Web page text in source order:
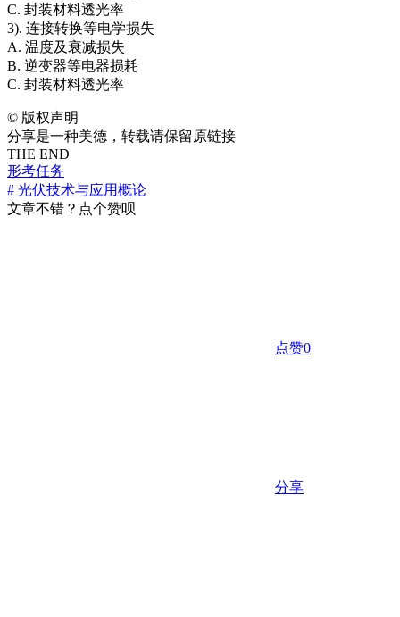
C. 封装材料透光率
3). 连接转换等电学损失
A. 温度及衰减损失
B. 逆变器等电器损耗
C. 封装材料透光率
© 版权声明
分享是一种美德，转载请保留原链接
THE END
形考任务
# 光伏技术与应用概论
文章不错？点个赞呗
点赞0
分享